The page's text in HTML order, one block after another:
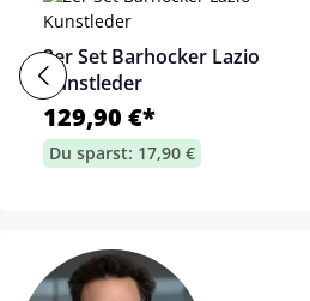
2er Set Barhocker Lazio
Kunstleder
129,90 €*
Du sparst: 17,90 €